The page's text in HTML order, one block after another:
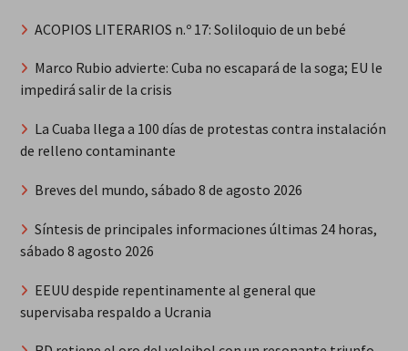
ACOPIOS LITERARIOS n.º 17: Soliloquio de un bebé
Marco Rubio advierte: Cuba no escapará de la soga; EU le
impedirá salir de la crisis
La Cuaba llega a 100 días de protestas contra instalación
de relleno contaminante
Breves del mundo, sábado 8 de agosto 2026
Síntesis de principales informaciones últimas 24 horas,
sábado 8 agosto 2026
EEUU despide repentinamente al general que
supervisaba respaldo a Ucrania